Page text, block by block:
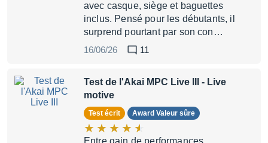
avec casque, siège et baguettes
inclus. Pensé pour les débutants, il
surprend pourtant par son con…
16/06/26
11
Test de l'Akai MPC Live III
- Live
motive
Test écrit Award Valeur sûre